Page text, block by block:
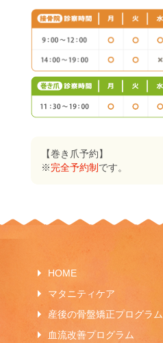
【巻き爪予約】
※完全予約制 です。
HOME
マタニティケア
産後の骨盤矯正プログラム
血流改善プログラム